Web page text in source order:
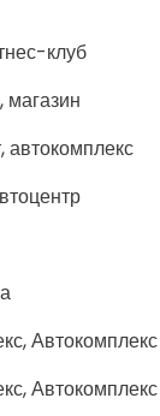
клуб
автокомплекс
Автокомплекс
Автокомплекс